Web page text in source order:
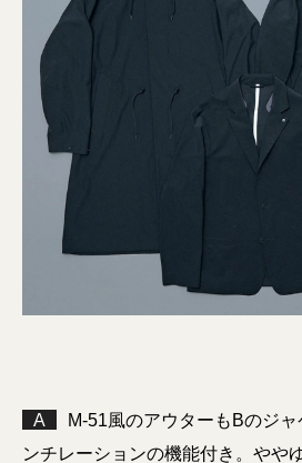
A
M-51風のアウターもBのジ
ンチレーションの機能付き。やや